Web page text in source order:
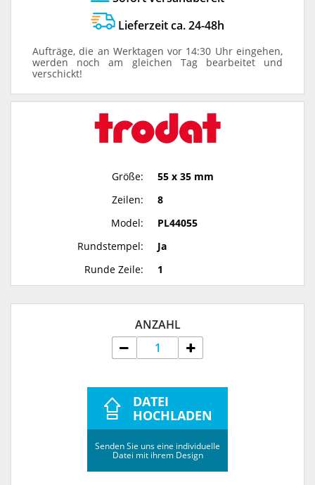
Lieferzeit ca. 24-48h
Aufträge, die an Werktagen vor 14:30 Uhr eingehen,
werden noch am gleichen Tag bearbeitet und
verschickt!
Größe:
55 x 35 mm
Zeilen:
8
Model:
PL44055
Rundstempel:
Ja
Runde Zeile:
1
ANZAHL
DATEI
HOCHLADEN
Senden Sie uns eine individuelle
Datei mit ihrem Design